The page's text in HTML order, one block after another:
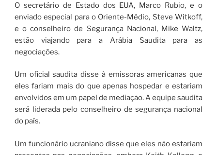
O secretário de Estado dos EUA, Marco Rubio, e o
enviado especial para o Oriente-Médio, Steve Witkoff,
e o conselheiro de Segurança Nacional, Mike Waltz,
estão viajando para a Arábia Saudita para as
negociações.
Um oficial saudita disse à emissoras americanas que
eles fariam mais do que apenas hospedar e estariam
envolvidos em um papel de mediação. A equipe saudita
será liderada pelo conselheiro de segurança nacional
do país.
Um funcionário ucraniano disse que eles não estariam